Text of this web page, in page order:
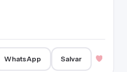
WhatsApp Salvar